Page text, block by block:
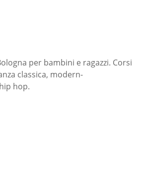
per bambini e ragazzi. Corsi
classica, modern-
hop.